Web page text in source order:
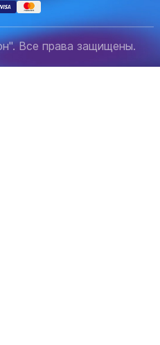
Все права защищены.